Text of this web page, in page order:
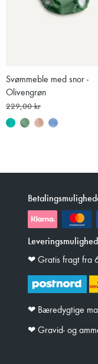
Svømmeble med snor -
Olivengrøn
229,00 kr
❤︎ Gratis fragt fra
❤︎ Bæredygtige
❤︎ Gravid- og